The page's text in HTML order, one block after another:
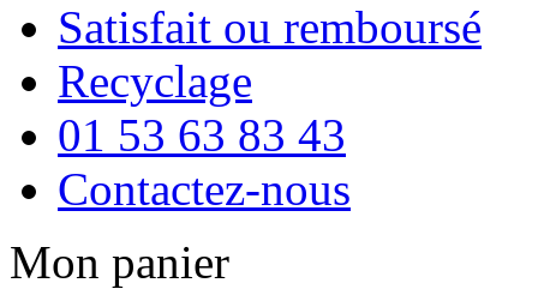
Satisfait ou remboursé
Recyclage
01 53 63 83 43
Contactez-nous
Mon panier